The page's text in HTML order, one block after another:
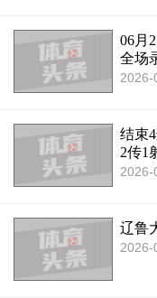
06月
全场
2026-
结束
2传1
2026-
辽鲁
2026-